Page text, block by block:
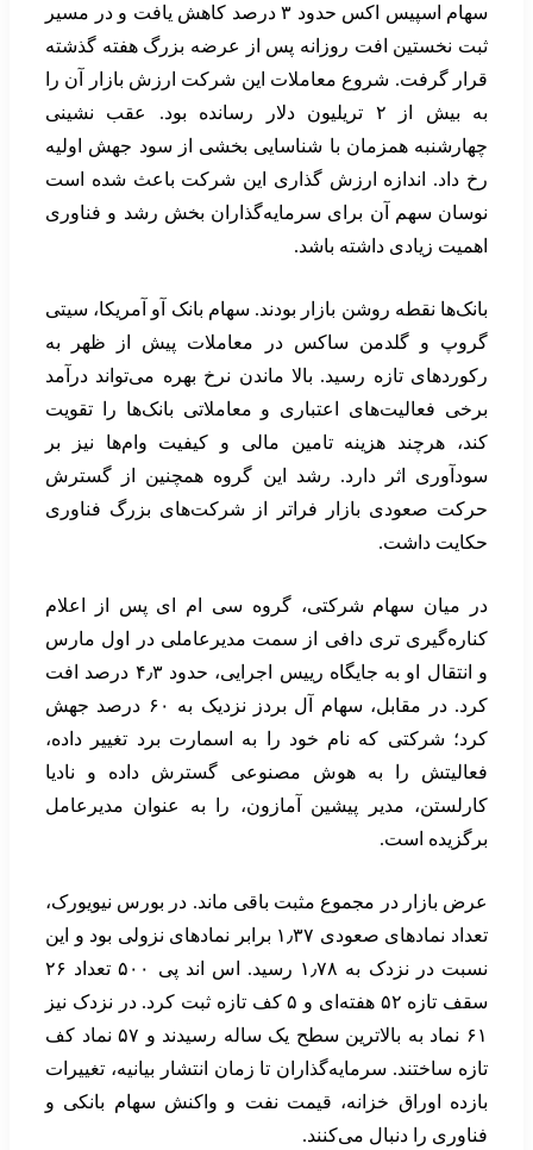
سهام اسپیس اکس حدود ۳ درصد کاهش یافت و در مسیر
ثبت نخستین افت روزانه پس از عرضه بزرگ هفته گذشته
قرار گرفت. شروع معاملات این شرکت ارزش بازار آن را
به بیش از ۲ تریلیون دلار رسانده بود. عقب نشینی
چهارشنبه همزمان با شناسایی بخشی از سود جهش اولیه
رخ داد. اندازه ارزش گذاری این شرکت باعث شده است
نوسان سهم آن برای سرمایه‌گذاران بخش رشد و فناوری
اهمیت زیادی داشته باشد.
بانک‌ها نقطه روشن بازار بودند. سهام بانک آو آمریکا، سیتی
گروپ و گلدمن ساکس در معاملات پیش از ظهر به
رکوردهای تازه رسید. بالا ماندن نرخ بهره می‌تواند درآمد
برخی فعالیت‌های اعتباری و معاملاتی بانک‌ها را تقویت
کند، هرچند هزینه تامین مالی و کیفیت وام‌ها نیز بر
سودآوری اثر دارد. رشد این گروه همچنین از گسترش
حرکت صعودی بازار فراتر از شرکت‌های بزرگ فناوری
حکایت داشت.
در میان سهام شرکتی، گروه سی ام ای پس از اعلام
کناره‌گیری تری دافی از سمت مدیرعاملی در اول مارس
و انتقال او به جایگاه رییس اجرایی، حدود ۴٫۳ درصد افت
کرد. در مقابل، سهام آل بردز نزدیک به ۶۰ درصد جهش
کرد؛ شرکتی که نام خود را به اسمارت برد تغییر داده،
فعالیتش را به هوش مصنوعی گسترش داده و نادیا
کارلستن، مدیر پیشین آمازون، را به عنوان مدیرعامل
برگزیده است.
عرض بازار در مجموع مثبت باقی ماند. در بورس نیویورک،
تعداد نمادهای صعودی ۱٫۳۷ برابر نمادهای نزولی بود و این
نسبت در نزدک به ۱٫۷۸ رسید. اس اند پی ۵۰۰ تعداد ۲۶
سقف تازه ۵۲ هفته‌ای و ۵ کف تازه ثبت کرد. در نزدک نیز
۶۱ نماد به بالاترین سطح یک ساله رسیدند و ۵۷ نماد کف
تازه ساختند. سرمایه‌گذاران تا زمان انتشار بیانیه، تغییرات
بازده اوراق خزانه، قیمت نفت و واکنش سهام بانکی و
فناوری را دنبال می‌کنند.